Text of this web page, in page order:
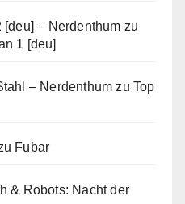
[deu] – Nerdenthum zu
1 [deu]
– Nerdenthum zuTop
Fubar
& Robots: Nacht der